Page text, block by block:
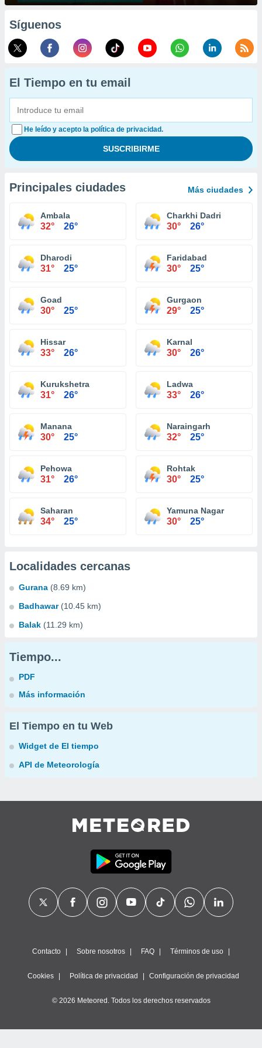
Síguenos
El Tiempo en tu email
He leído y acepto la política de privacidad.
Principales ciudades Más ciudades
Ambala
32° 26°
Charkhi Dadri
30° 26°
Dharodi
31° 25°
Faridabad
30° 25°
Goad
30° 25°
Gurgaon
29° 25°
Hissar
33° 26°
Karnal
30° 26°
Kurukshetra
31° 26°
Ladwa
33° 26°
Manana
30° 25°
Naraingarh
32° 25°
Pehowa
31° 26°
Rohtak
30° 25°
Saharan
34° 25°
Yamuna Nagar
30° 25°
Localidades cercanas
Gurana (8.69 km)
Badhawar (10.45 km)
Balak (11.29 km)
Tiempo...
PDF
Más información
El Tiempo en tu Web
Widget de El tiempo
API de Meteorología
Contacto Sobre nosotros FAQ Términos de uso
Cookies Política de privacidad Configuración de privacidad
© 2026 Meteored. Todos los derechos reservados